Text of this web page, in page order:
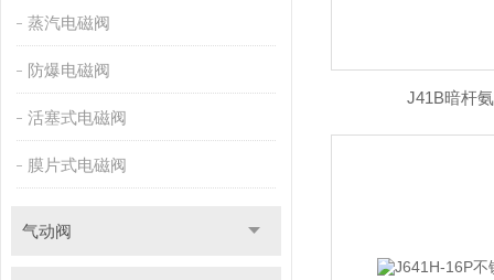
蒸汽电磁阀
防爆电磁阀
活塞式电磁阀
膜片式电磁阀
气动阀
J41B暗杆